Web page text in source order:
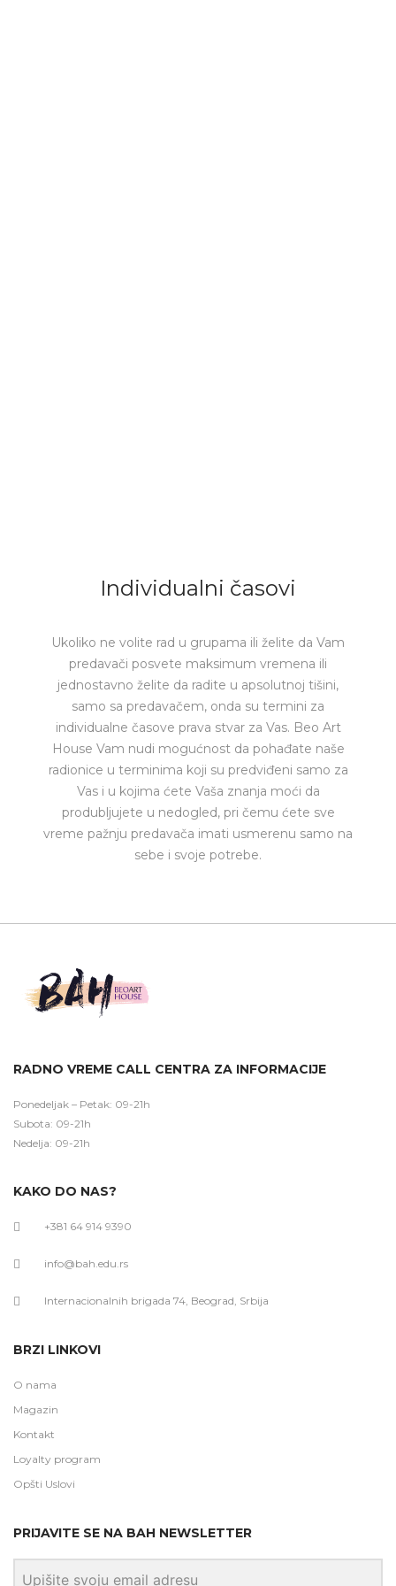
Individualni časovi
Ukoliko ne volite rad u grupama ili želite da Vam
predavači posvete maksimum vremena ili
jednostavno želite da radite u apsolutnoj tišini,
samo sa predavačem, onda su termini za
individualne časove prava stvar za Vas. Beo Art
House Vam nudi mogućnost da pohađate naše
radionice u terminima koji su predviđeni samo za
Vas i u kojima ćete Vaša znanja moći da
produbljujete u nedogled, pri čemu ćete sve
vreme pažnju predavača imati usmerenu samo na
sebe i svoje potrebe.
RADNO VREME CALL CENTRA ZA INFORMACIJE
Ponedeljak – Petak: 09-21h
Subota: 09-21h
Nedelja: 09-21h
KAKO DO NAS?
+381 64 914 9390
info@bah.edu.rs
Internacionalnih brigada 74, Beograd, Srbija
BRZI LINKOVI
O nama
Magazin
Kontakt
Loyalty program
Opšti Uslovi
PRIJAVITE SE NA BAH NEWSLETTER